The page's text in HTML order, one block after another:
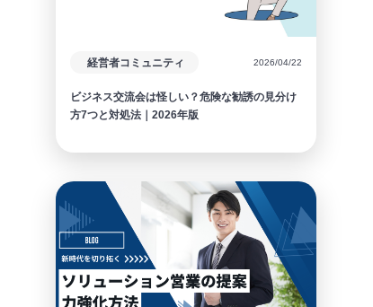
経営者コミュニティ 2026/04/22
ビジネス交流会は怪しい？危険な勧誘の見分け
方7つと対処法｜2026年版